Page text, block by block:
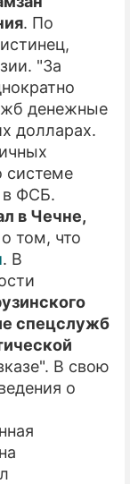
ЖИЗНИ
РЕЛИЗЫ
. По
"За
денежные
долларах.
системе
в ФСБ.
в Чечне,
о том, что
. В
спецслужб
В свою
о